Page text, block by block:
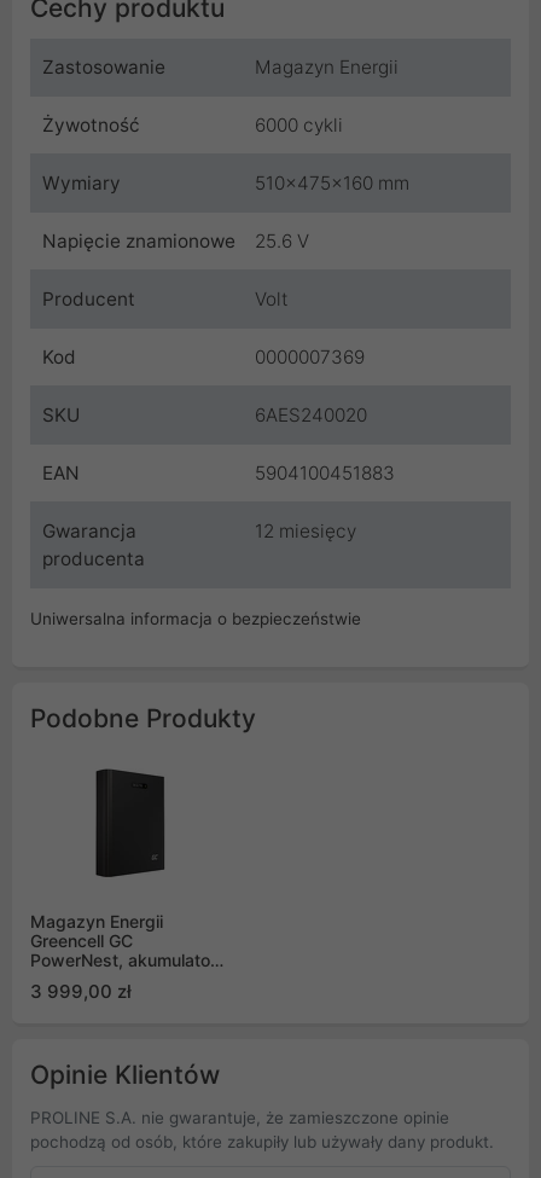
Cechy produktu
Zastosowanie Magazyn Energii
Żywotność 6000 cykli
Wymiary 510x475x160 mm
Napięcie znamionowe 25.6 V
Producent Volt
Kod 0000007369
SKU 6AES240020
EAN 5904100451883
Gwarancja
producenta
12 miesięcy
Uniwersalna informacja o bezpieczeństwie
Podobne Produkty
Magazyn Energii
Greencell GC
PowerNest, akumulator
3 999,00 zł
Opinie Klientów
PROLINE S.A. nie gwarantuje, że zamieszczone opinie
pochodzą od osób, które zakupiły lub używały dany produkt.